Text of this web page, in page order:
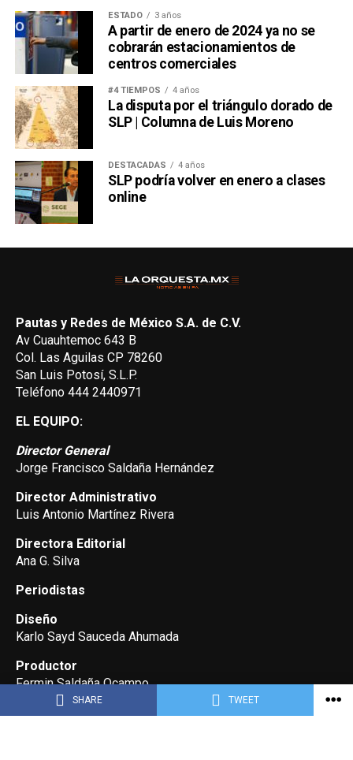
SHARE TWEET
ESTADO 3 años
A partir de enero de 2024 ya no se
cobrarán estacionamientos de
centros comerciales
#4 TIEMPOS 4 años
La disputa por el triángulo dorado de
SLP | Columna de Luis Moreno
DESTACADAS 4 años
SLP podría volver en enero a clases
online
Pautas y Redes de México S.A. de C.V.
Av Cuauhtemoc 643 B
Col. Las Aguilas CP 78260
San Luis Potosí, S.L.P.
Teléfono 444 2440971
EL EQUIPO:
Director General
Jorge Francisco Saldaña Hernández
Director Administrativo
Luis Antonio Martínez Rivera
Directora Editorial
Ana G. Silva
Periodistas
Diseño
Karlo Sayd Sauceda Ahumada
Productor
Fermin Saldaña Ocampo